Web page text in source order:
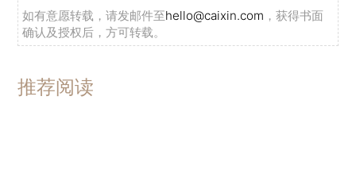
如有意愿转载，请发邮件至hello@caixin.com ，获得书面
确认及授权后，方可转载。
推荐阅读